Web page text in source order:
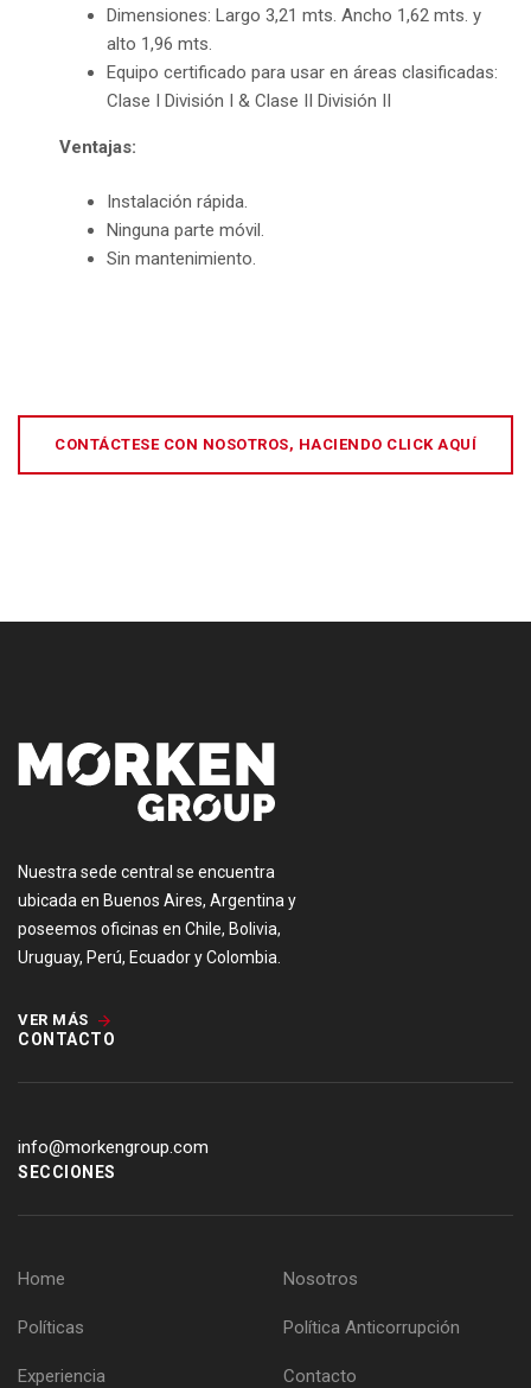
Dimensiones: Largo 3,21 mts. Ancho 1,62 mts. y
alto 1,96 mts.
Equipo certificado para usar en áreas clasificadas:
Clase I División I & Clase II División II
Ventajas:
Instalación rápida.
Ninguna parte móvil.
Sin mantenimiento.
CONTÁCTESE CON NOSOTROS, HACIENDO CLICK AQUÍ
Nuestra sede central se encuentra
ubicada en Buenos Aires, Argentina y
poseemos oficinas en Chile, Bolivia,
Uruguay, Perú, Ecuador y Colombia.
VER MÁS
CONTACTO
info@morkengroup.com
SECCIONES
Home Nosotros
Políticas Política Anticorrupción
Experiencia Contacto